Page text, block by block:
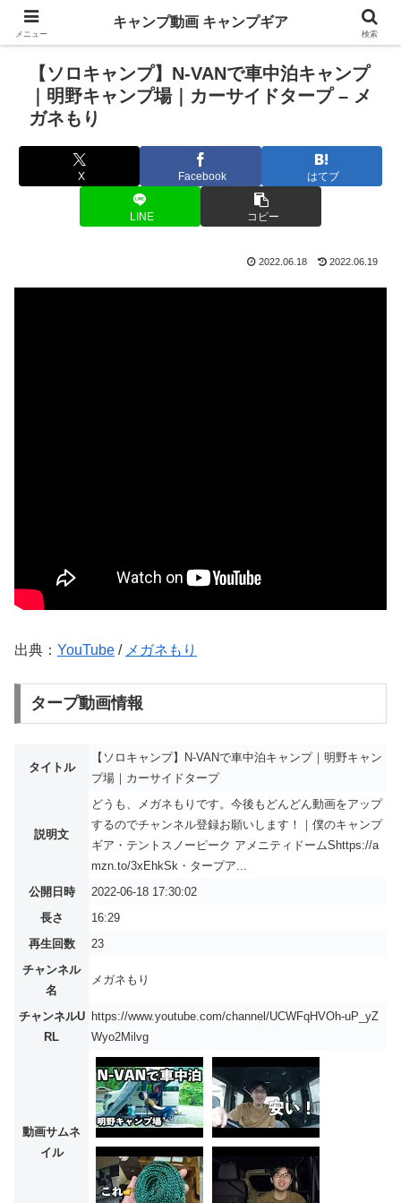
【ソロキャンプ】N-VANで車中泊キャンプ
｜明野キャンプ場｜カーサイドタープ – メ
ガネもり
X Facebook はてブ
LINE コピー
2022.06.18 2022.06.19
出典： YouTube / メガネもり
タープ動画情報
タイトル
【ソロキャンプ】N-VANで車中泊キャンプ｜明野キャン
プ場｜カーサイドタープ
説明文
どうも、メガネもりです。今後もどんどん動画をアップ
するのでチャンネル登録お願いします！｜僕のキャンプ
ギア・テントスノーピーク アメニティドームShttps://a
mzn.to/3xEhkSk・タープア...
公開日時
2022-06-18 17:30:02
長さ
16:29
再生回数
23
チャンネル
名
メガネもり
チャンネルU
RL
https://www.youtube.com/channel/UCWFqHVOh-uP_yZ
Wyo2Milvg
動画サムネ
イル
メニュー
キャンプ動画 キャンプギア
検索